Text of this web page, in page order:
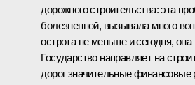
дорожного строительства: эта
болезненной, вызывала много
острота не меньше и сегодня, она
Государство направляет на
дорог значительные финансовые